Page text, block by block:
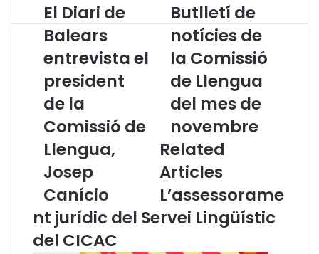
E
l
D
i
a
d
e
B
a
l
e
a
r
e
El Diari de
Balears
entrevista el
president
de la
Comissió de
Llengua,
Josep
Canício
B
u
l
l
e
t
í
d
n
o
t
c
Butlletí de
notícies de
la Comissió
de Llengua
del mes de
novembre
Related
Articles
L’assessorame
nt jurídic del Servei Lingüístic
del CICAC